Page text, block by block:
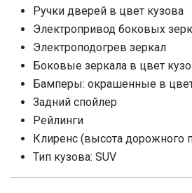
Ручки дверей в цвет кузова
Электропривод боковых
Электроподогрев зеркал
Боковые зеркала в цвет
Бамперы: окрашенные в
Задний спойлер
Рейлинги
Клиренс (высота дорожного
Тип кузова: SUV